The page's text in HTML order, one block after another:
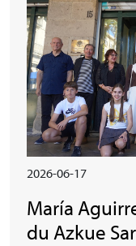
2026-06-17
María
du Azkue